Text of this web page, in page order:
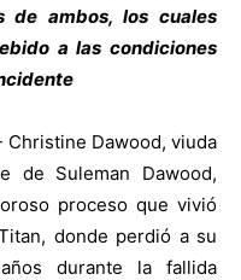
de ambos, los cuales
a las condiciones
Christine Dawood, viuda
de Suleman Dawood,
proceso que vivió
donde perdió a su
durante la fallida